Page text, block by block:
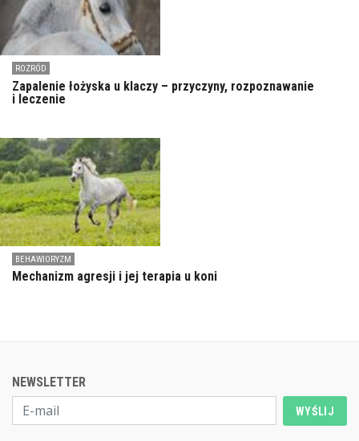
ROZRÓD
Zapalenie łożyska u klaczy – przyczyny, rozpoznawanie
i leczenie
BEHAWIORYZM
Mechanizm agresji i jej terapia u koni
NEWSLETTER
WYŚLIJ